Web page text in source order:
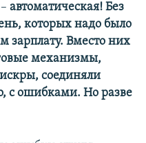
– автоматическая! Без
которых надо было
зарплату. Вместо них
механизмы,
соединяли
с ошибками. Но разве